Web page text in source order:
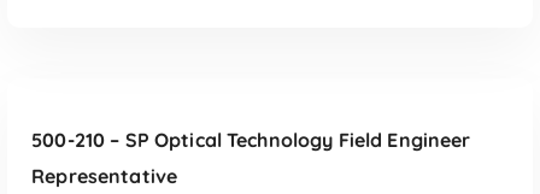
500-210 – SP Optical Technology Field Engineer
Representative